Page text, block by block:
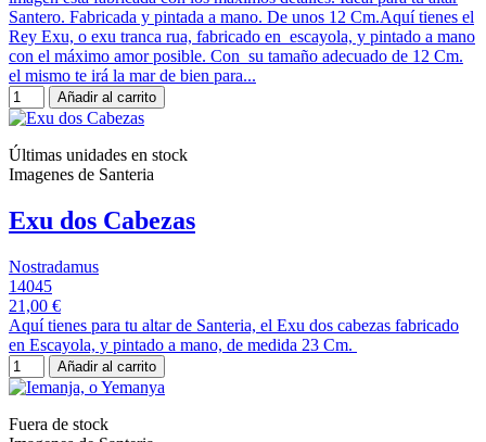
Santero. Fabricada y pintada a mano. De unos 12 Cm.Aquí tienes el
Rey Exu, o exu tranca rua, fabricado en escayola, y pintado a mano
con el máximo amor posible. Con su tamaño adecuado de 12 Cm.
el mismo te irá la mar de bien para...
Añadir al carrito
Últimas unidades en stock
Imagenes de Santeria
Exu dos Cabezas
Nostradamus
14045
21,00 €
Aquí tienes para tu altar de Santeria, el Exu dos cabezas fabricado
en Escayola, y pintado a mano, de medida 23 Cm.
Añadir al carrito
Fuera de stock